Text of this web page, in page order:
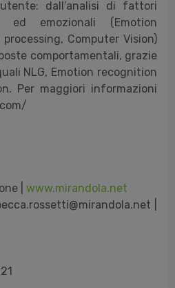
dall’analisi di fattori
ed emozionali (Emotion
Computer Vision)
comportamentali, grazie
NLG, Emotion recognition
Per maggiori informazioni
| www.mirandola.net
|